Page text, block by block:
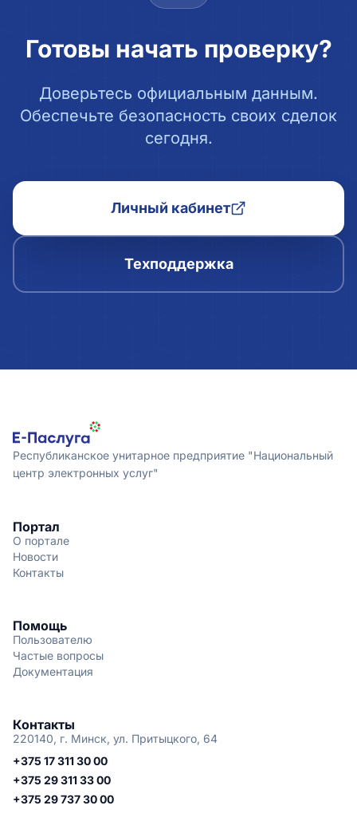
Готовы начать проверку?
Доверьтесь официальным данным.
Обеспечьте безопасность своих сделок
сегодня.
Личный кабинет
Техподдержка
Республиканское унитарное предприятие "Национальный
центр электронных услуг"
Портал
О портале
Новости
Контакты
Помощь
Пользователю
Частые вопросы
Документация
Контакты
220140, г. Минск, ул. Притыцкого, 64
+375 17 311 30 00
+375 29 311 33 00
+375 29 737 30 00